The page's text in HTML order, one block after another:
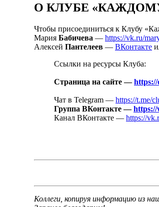
О КЛУБЕ
Чтобы присоединиться к Клубу
Мария Бабичева — https://vk.ru/
Алексей Пантелеев — ВКонтакте
Ссылки на ресурсы Клуба:
Страница на сайте —
Чат в Telegram — https://t.me/
Группа ВКонтакте —
Канал ВКонтакте — https://
Коллеги, копируя информацию из